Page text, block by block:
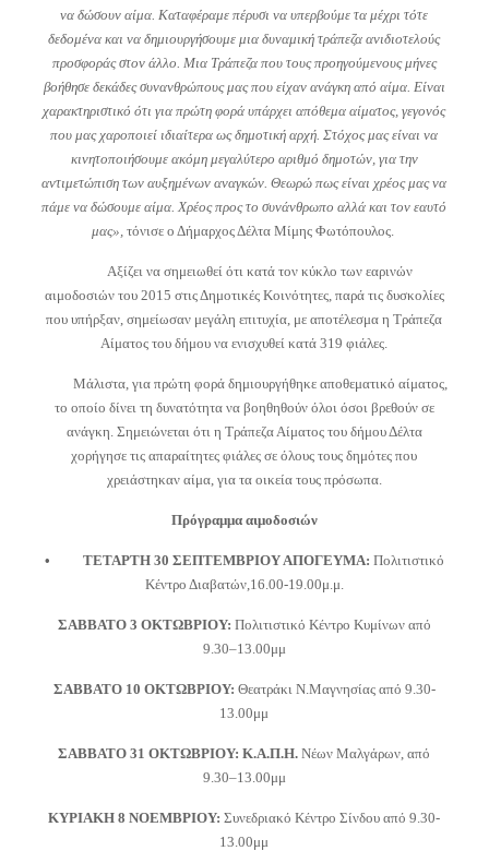
να δώσουν αίμα. Καταφέραμε πέρυσι να υπερβούμε τα μέχρι τότε
δεδομένα και να δημιουργήσουμε μια δυναμική τράπεζα ανιδιοτελούς
προσφοράς στον άλλο. Μια Τράπεζα που τους προηγούμενους μήνες
βοήθησε δεκάδες συνανθρώπους μας που είχαν ανάγκη από αίμα. Είναι
χαρακτηριστικό ότι για πρώτη φορά υπάρχει απόθεμα αίματος, γεγονός
που μας χαροποιεί ιδιαίτερα ως δημοτική αρχή. Στόχος μας είναι να
κινητοποιήσουμε ακόμη μεγαλύτερο αριθμό δημοτών, για την
αντιμετώπιση των αυξημένων αναγκών. Θεωρώ πως είναι χρέος μας να
πάμε να δώσουμε αίμα. Χρέος προς το συνάνθρωπο αλλά και τον εαυτό
μας», τόνισε ο Δήμαρχος Δέλτα Μίμης Φωτόπουλος.
Αξίζει να σημειωθεί ότι κατά τον κύκλο των εαρινών
αιμοδοσιών του 2015 στις Δημοτικές Κοινότητες, παρά τις δυσκολίες
που υπήρξαν, σημείωσαν μεγάλη επιτυχία, με αποτέλεσμα η Τράπεζα
Αίματος του δήμου να ενισχυθεί κατά 319 φιάλες.
Μάλιστα, για πρώτη φορά δημιουργήθηκε αποθεματικό αίματος,
το οποίο δίνει τη δυνατότητα να βοηθηθούν όλοι όσοι βρεθούν σε
ανάγκη. Σημειώνεται ότι η Τράπεζα Αίματος του δήμου Δέλτα
χορήγησε τις απαραίτητες φιάλες σε όλους τους δημότες που
χρειάστηκαν αίμα, για τα οικεία τους πρόσωπα.
Πρόγραμμα αιμοδοσιών
• ΤΕΤΑΡΤΗ 30 ΣΕΠΤΕΜΒΡΙΟΥ ΑΠΟΓΕΥΜΑ: Πολιτιστικό
Κέντρο Διαβατών,16.00-19.00μ.μ.
ΣΑΒΒΑΤΟ 3 ΟΚΤΩΒΡΙΟΥ: Πολιτιστικό Κέντρο Κυμίνων από
9.30–13.00μμ
ΣΑΒΒΑΤΟ 10 ΟΚΤΩΒΡΙΟΥ: Θεατράκι Ν.Μαγνησίας από 9.30-
13.00μμ
ΣΑΒΒΑΤΟ 31 ΟΚΤΩΒΡΙΟΥ: Κ.Α.Π.Η.Νέων Μαλγάρων, από
9.30–13.00μμ
ΚΥΡΙΑΚΗ 8 ΝΟΕΜΒΡΙΟΥ:Συνεδριακό Κέντρο Σίνδου από 9.30-
13.00μμ